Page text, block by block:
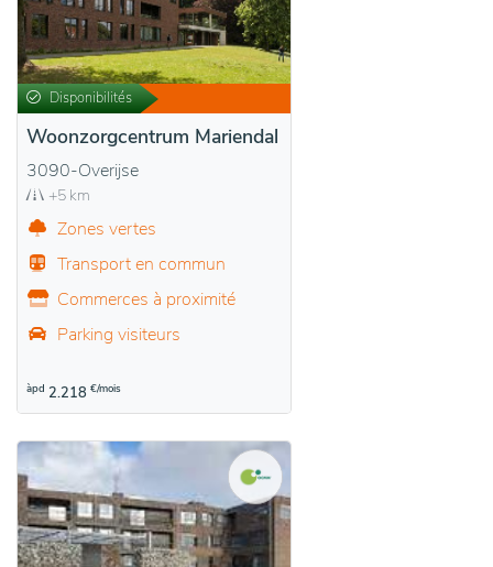
Disponibilités
Woonzorgcentrum Mariendal
3090-Overijse
+5 km
Zones vertes
Transport en commun
Commerces à proximité
Parking visiteurs
àpd 2.218 €/mois